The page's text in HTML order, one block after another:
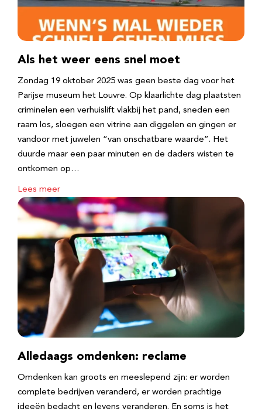
Als het weer eens snel moet
Zondag 19 oktober 2025 was geen beste dag voor het
Parijse museum het Louvre. Op klaarlichte dag plaatsten
criminelen een verhuislift vlakbij het pand, sneden een
raam los, sloegen een vitrine aan diggelen en gingen er
vandoor met juwelen “van onschatbare waarde”. Het
duurde maar een paar minuten en de daders wisten te
ontkomen op…
Lees meer
Alledaags omdenken: reclame
Omdenken kan groots en meeslepend zijn: er worden
complete bedrijven veranderd, er worden prachtige
ideeën bedacht en levens veranderen. En soms is het